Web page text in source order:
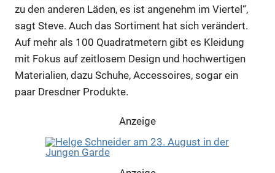
zu den anderen Läden, es ist angenehm im Viertel“,
sagt Steve. Auch das Sortiment hat sich verändert.
Auf mehr als 100 Quadratmetern gibt es Kleidung
mit Fokus auf zeitlosem Design und hochwertigen
Materialien, dazu Schuhe, Accessoires, sogar ein
paar Dresdner Produkte.
Anzeige